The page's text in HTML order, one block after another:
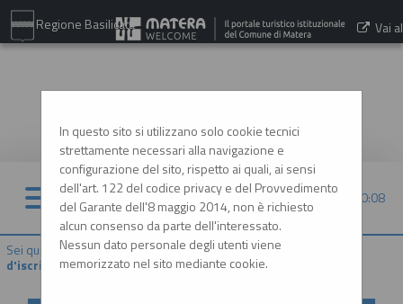
Regione Basilicata Vai al
07/08/2026 20:08
Sei qui: Home»Elenco operatori economici»Bandi e avvisi
d'iscrizione archiviati
In questo sito si utilizzano solo cookie tecnici
strettamente necessari alla navigazione e
configurazione del sito, rispetto ai quali, ai sensi
dell'art. 122 del codice privacy e del Provvedimento
del Garante dell'8 maggio 2014, non è richiesto
alcun consenso da parte dell'interessato.
Nessun dato personale degli utenti viene
memorizzato nel sito mediante cookie.